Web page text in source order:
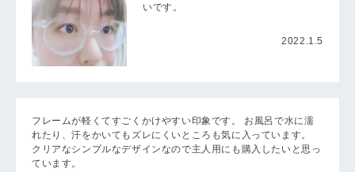
いです。
2022.1.5
フレームが軽くてすごくかけやすい印象です。 お風呂で水に濡
れたり、汗をかいてもズレにくいところも気に入っています。
クリアなシンプルなデザインなので主人用にも購入したいと思っ
ています。